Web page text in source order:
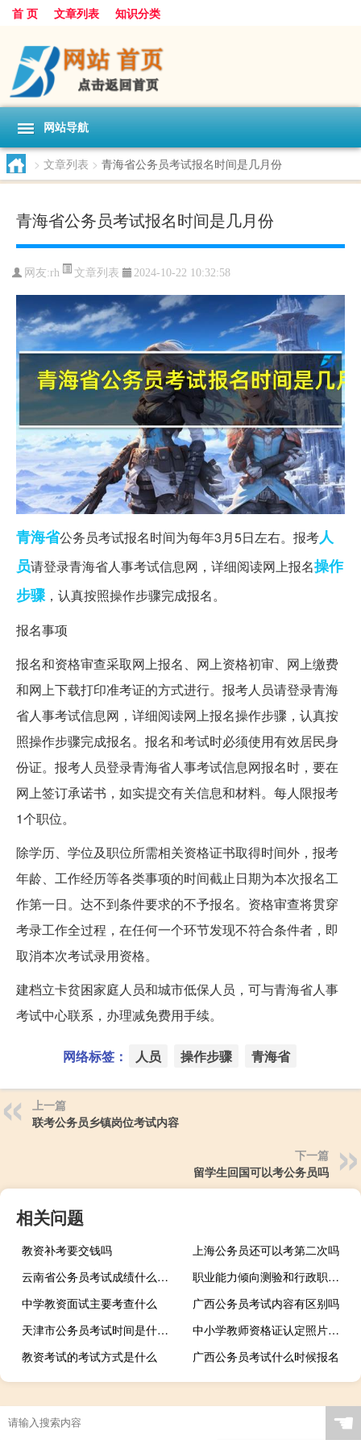
首 页 文章列表 知识分类
网站导航
> 文章列表 > 青海省公务员考试报名时间是几月份
青海省公务员考试报名时间是几月份
网友:rh 文章列表 2024-10-22 10:32:58
青海省公务员考试报名时间为每年3月5日左右。报考人
员请登录青海省人事考试信息网，详细阅读网上报名操作
步骤，认真按照操作步骤完成报名。
报名事项
报名和资格审查采取网上报名、网上资格初审、网上缴费
和网上下载打印准考证的方式进行。报考人员请登录青海
省人事考试信息网，详细阅读网上报名操作步骤，认真按
照操作步骤完成报名。报名和考试时必须使用有效居民身
份证。报考人员登录青海省人事考试信息网报名时，要在
网上签订承诺书，如实提交有关信息和材料。每人限报考
1个职位。
除学历、学位及职位所需相关资格证书取得时间外，报考
年龄、工作经历等各类事项的时间截止日期为本次报名工
作第一日。达不到条件要求的不予报名。资格审查将贯穿
考录工作全过程，在任何一个环节发现不符合条件者，即
取消本次考试录用资格。
建档立卡贫困家庭人员和城市低保人员，可与青海省人事
考试中心联系，办理减免费用手续。
网络标签： 人员 操作步骤 青海省
上一篇
联考公务员乡镇岗位考试内容
下一篇
留学生回国可以考公务员吗
相关问题
教资补考要交钱吗
上海公务员还可以考第二次吗
云南省公务员考试成绩什么时候查询
职业能力倾向测验和行政职业能力测验区别在哪
中学教资面试主要考查什么
广西公务员考试内容有区别吗
天津市公务员考试时间是什么时候
中小学教师资格证认定照片要几寸
教资考试的考试方式是什么
广西公务员考试什么时候报名
☚